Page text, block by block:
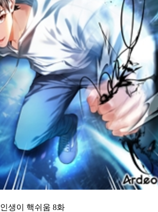
생이 핵쉬움 8화